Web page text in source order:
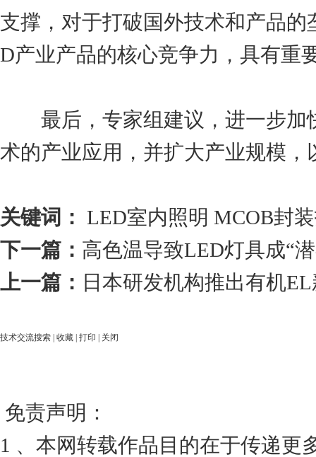
支撑，对于打破国外技术和产品
D产业产品的核心竞争力，具有重
最后，专家组建议，进一步加
术的产业应用，并扩大产业规模
关键词： LED室内照明 MCOB封
下一篇： 高色温导致LED灯具成“
上一篇： 日本研发机构推出有机
技术交流搜索 收藏 打印 关闭
免责声明：
1 、本网转载作品目的在于传递更